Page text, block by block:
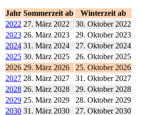
Jahr Sommerzeit ab
Winterzeit ab
2022 27. März 2022
30. Oktober 2022
2023 26. März 2023
29. Oktober 2023
2024 31. März 2024
27. Oktober 2024
2025 30. März 2025
26. Oktober 2025
2026 29. März 2026
25. Oktober 2026
2027 28. März 2027
31. Oktober 2027
2028 26. März 2028
29. Oktober 2028
2029 25. März 2029
28. Oktober 2029
2030 31. März 2030 27. Oktober 2030